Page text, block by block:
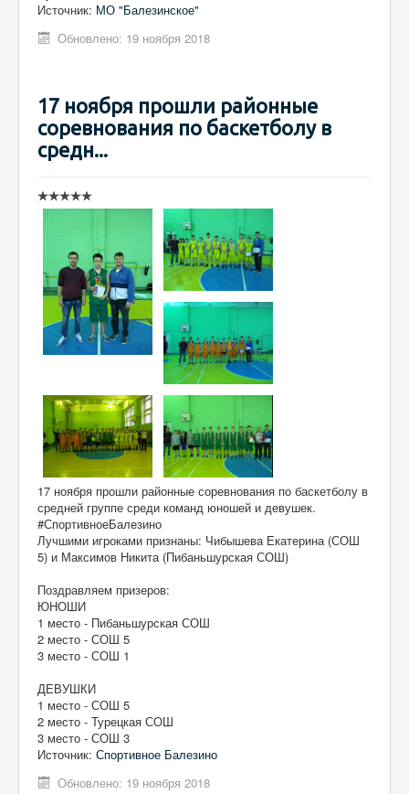
Источник: МО "Балезинское"
Обновлено: 19 ноября 2018
17 ноября прошли районные
соревнования по баскетболу в
средн...
17 ноября прошли районные соревнования по баскетболу в
средней группе среди команд юношей и девушек.
#СпортивноеБалезино
Лучшими игроками признаны: Чибышева Екатерина (СОШ
5) и Максимов Никита (Пибаньшурская СОШ)
Поздравляем призеров:
ЮНОШИ
1 место - Пибаньшурская СОШ
2 место - СОШ 5
3 место - СОШ 1
ДЕВУШКИ
1 место - СОШ 5
2 место - Турецкая СОШ
3 место - СОШ 3
Источник: Спортивное Балезино
Обновлено: 19 ноября 2018